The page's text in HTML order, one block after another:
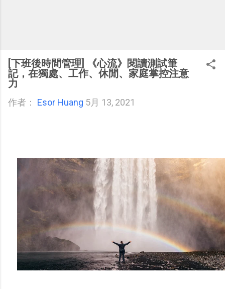
[下班後時間管理] 《心流》閱讀測試筆
記，在獨處、工作、休閒、家庭掌控注意
力
作者： Esor Huang 5月 13, 2021